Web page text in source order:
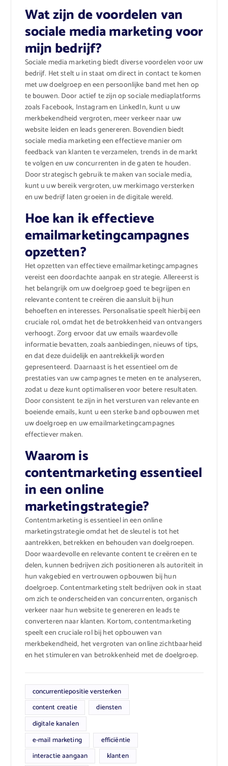
Wat zijn de voordelen van
sociale media marketing voor
mijn bedrijf?
Sociale media marketing biedt diverse voordelen voor uw
bedrijf. Het stelt u in staat om direct in contact te komen
met uw doelgroep en een persoonlijke band met hen op
te bouwen. Door actief te zijn op sociale mediaplatforms
zoals Facebook, Instagram en LinkedIn, kunt u uw
merkbekendheid vergroten, meer verkeer naar uw
website leiden en leads genereren. Bovendien biedt
sociale media marketing een effectieve manier om
feedback van klanten te verzamelen, trends in de markt
te volgen en uw concurrenten in de gaten te houden.
Door strategisch gebruik te maken van sociale media,
kunt u uw bereik vergroten, uw merkimago versterken
en uw bedrijf laten groeien in de digitale wereld.
Hoe kan ik effectieve
emailmarketingcampagnes
opzetten?
Het opzetten van effectieve emailmarketingcampagnes
vereist een doordachte aanpak en strategie. Allereerst is
het belangrijk om uw doelgroep goed te begrijpen en
relevante content te creëren die aansluit bij hun
behoeften en interesses. Personalisatie speelt hierbij een
cruciale rol, omdat het de betrokkenheid van ontvangers
verhoogt. Zorg ervoor dat uw emails waardevolle
informatie bevatten, zoals aanbiedingen, nieuws of tips,
en dat deze duidelijk en aantrekkelijk worden
gepresenteerd. Daarnaast is het essentieel om de
prestaties van uw campagnes te meten en te analyseren,
zodat u deze kunt optimaliseren voor betere resultaten.
Door consistent te zijn in het versturen van relevante en
boeiende emails, kunt u een sterke band opbouwen met
uw doelgroep en uw emailmarketingcampagnes
effectiever maken.
Waarom is
contentmarketing essentieel
in een online
marketingstrategie?
Contentmarketing is essentieel in een online
marketingstrategie omdat het de sleutel is tot het
aantrekken, betrekken en behouden van doelgroepen.
Door waardevolle en relevante content te creëren en te
delen, kunnen bedrijven zich positioneren als autoriteit in
hun vakgebied en vertrouwen opbouwen bij hun
doelgroep. Contentmarketing stelt bedrijven ook in staat
om zich te onderscheiden van concurrenten, organisch
verkeer naar hun website te genereren en leads te
converteren naar klanten. Kortom, contentmarketing
speelt een cruciale rol bij het opbouwen van
merkbekendheid, het vergroten van online zichtbaarheid
en het stimuleren van betrokkenheid met de doelgroep.
concurrentiepositie versterken
content creatie
diensten
digitale kanalen
e-mail marketing
efficiëntie
interactie aangaan
klanten